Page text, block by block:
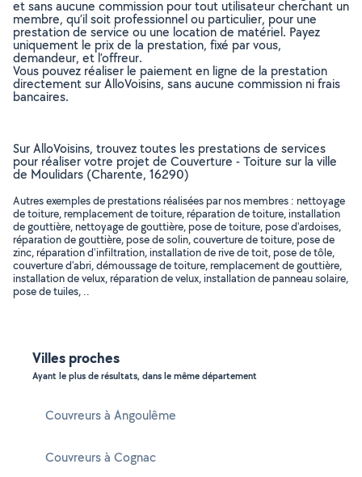
et sans aucune commission pour tout utilisateur cherchant un
membre, qu’il soit professionnel ou particulier, pour une
prestation de service ou une location de matériel. Payez
uniquement le prix de la prestation, fixé par vous,
demandeur, et l’offreur.
Vous pouvez réaliser le paiement en ligne de la prestation
directement sur AlloVoisins, sans aucune commission ni frais
bancaires.
Sur AlloVoisins, trouvez toutes les prestations de services
pour réaliser votre projet de Couverture - Toiture sur la ville
de Moulidars (Charente, 16290)
Autres exemples de prestations réalisées par nos membres : nettoyage
de toiture, remplacement de toiture, réparation de toiture, installation
de gouttière, nettoyage de gouttière, pose de toiture, pose d'ardoises,
réparation de gouttière, pose de solin, couverture de toiture, pose de
zinc, réparation d'infiltration, installation de rive de toit, pose de tôle,
couverture d'abri, démoussage de toiture, remplacement de gouttière,
installation de velux, réparation de velux, installation de panneau solaire,
pose de tuiles, ..
Villes proches
Ayant le plus de résultats, dans le même département
Couvreurs à Angoulême
Couvreurs à Cognac